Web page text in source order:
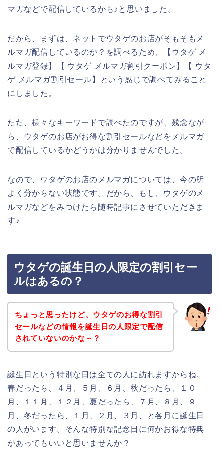
マガなどで配信しているかも♪と思いました。
だから、まずは、ネットでウタゲのお店がそもそもメ
ルマガ配信しているのか？を調べるため、【ウタゲ メ
ルマガ登録】【 ウタゲ メルマガ割引クーポン】【 ウタ
ゲ メルマガ割引セール】という感じで調べてみること
にしました。
ただ、様々なキーワードで調べたのですが、残念なが
ら、ウタゲのお店がお得な割引セールなどをメルマガ
で配信しているかどうかは分かりませんでした。
なので、ウタゲのお店のメルマガについては、今の所
よく分からない状態です。だから、もし、ウタゲのメ
ルマガなどをみつけたら随時記事にさせていただきま
す♪
ウタゲの誕生日の人限定の割引セー
ルはあるの？
ちょっと思ったけど、ウタゲのお得な割引
セールなどの情報を誕生日の人限定で配信
されていないのかな～？
誕生日という特別な日は全ての人に訪れますからね。
春だったら、４月、５月、６月、秋だったら、１０
月、１１月、１２月、夏だったら、７月、８月、９
月、冬だったら、１月、２月、３月、と各月に誕生日
の人がいます。そんな特別な記念日に何かお得な特典
があってもいいと思いませんか？